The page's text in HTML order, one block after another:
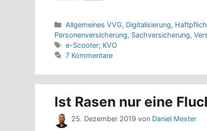
Kategorien
Allgemeines VVG, Digitalisierung,
Personenversicherung, Sachversicherung,
Schlagwörter
e-Scooter; KVO
7 Kommentare
Ist Rasen nur eine
25. Dezember 2019 von Daniel Mester